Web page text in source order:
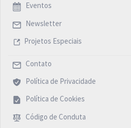
Eventos
Newsletter
Projetos Especiais
Contato
Política de Privacidade
Política de Cookies
Código de Conduta